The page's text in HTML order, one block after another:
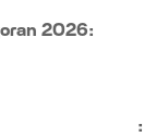
2026:
: